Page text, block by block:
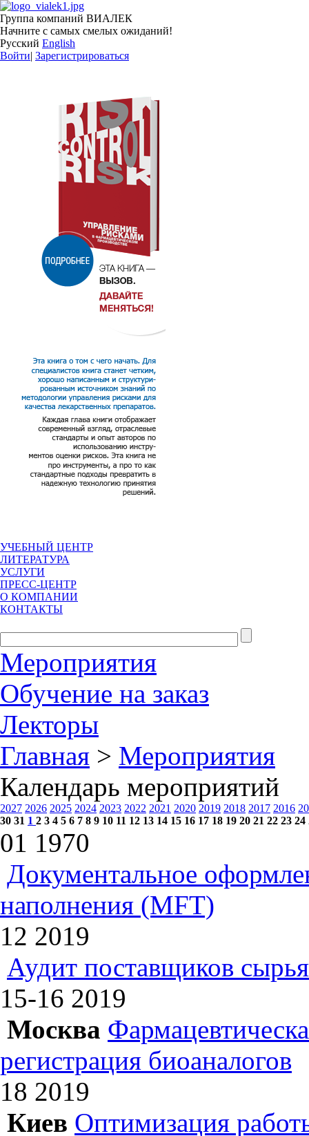
Группа компаний ВИАЛЕК
Начните с самых смелых ожиданий!
Русский English
Войти| Зарегистрироваться
УЧЕБНЫЙ ЦЕНТР
ЛИТЕРАТУРА
УСЛУГИ
ПРЕСС-ЦЕНТР
О КОМПАНИИ
КОНТАКТЫ
Мероприятия
Обучение на заказ
Лекторы
Главная > Мероприятия
Календарь мероприятий
2027 2026 2025 2024 2023 2022 2021 2020 2019 2018 2017 2016
30 31 1 2 3 4 5 6 7 8 9 10 11 12 13 14 15 16 17 18 19 20 21 22 23 24
01 1970
Документальное
наполнения (MFT)
12 2019
Аудит поставщиков
15-16 2019
Москва
регистрация биоаналогов
18 2019
Киев Оптимизация